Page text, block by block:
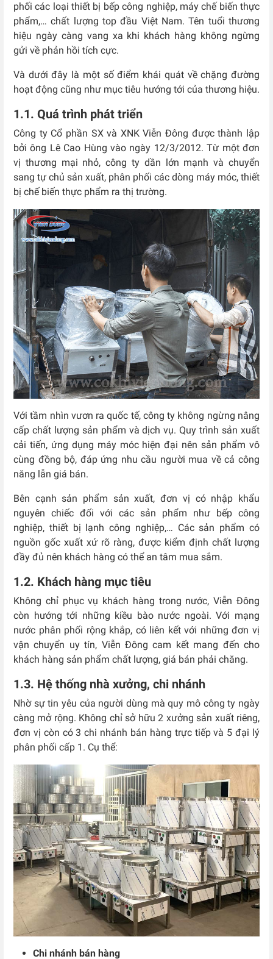
phối các loại thiết bị bếp công nghiệp, máy chế biến thực
phẩm,… chất lượng top đầu Việt Nam. Tên tuổi thương
hiệu ngày càng vang xa khi khách hàng không ngừng
gửi về phản hồi tích cực.
Và dưới đây là một số điểm khái quát về chặng đường
hoạt động cũng như mục tiêu hướng tới của thương hiệu.
1.1. Quá trình phát triển
Công ty Cổ phần SX và XNK Viễn Đông được thành lập
bởi ông Lê Cao Hùng vào ngày 12/3/2012. Từ một đơn
vị thương mại nhỏ, công ty dần lớn mạnh và chuyển
sang tự chủ sản xuất, phân phối các dòng máy móc, thiết
bị chế biến thực phẩm ra thị trường.
Với tầm nhìn vươn ra quốc tế, công ty không ngừng nâng
cấp chất lượng sản phẩm và dịch vụ. Quy trình sản xuất
cải tiến, ứng dụng máy móc hiện đại nên sản phẩm vô
cùng đồng bộ, đáp ứng nhu cầu người mua về cả công
năng lẫn giá bán.
Bên cạnh sản phẩm sản xuất, đơn vị có nhập khẩu
nguyên chiếc đối với các sản phẩm như bếp công
nghiệp, thiết bị lạnh công nghiệp,… Các sản phẩm có
nguồn gốc xuất xứ rõ ràng, được kiểm định chất lượng
đầy đủ nên khách hàng có thể an tâm mua sắm.
1.2. Khách hàng mục tiêu
Không chỉ phục vụ khách hàng trong nước, Viễn Đông
còn hướng tới những kiều bào nước ngoài. Với mạng
nước phân phối rộng khắp, có liên kết với những đơn vị
vận chuyển uy tín, Viễn Đông cam kết mang đến cho
khách hàng sản phẩm chất lượng, giá bán phải chăng.
1.3. Hệ thống nhà xưởng, chi nhánh
Nhờ sự tin yêu của người dùng mà quy mô công ty ngày
càng mở rộng. Không chỉ sở hữu 2 xưởng sản xuất riêng,
đơn vị còn có 3 chi nhánh bán hàng trực tiếp và 5 đại lý
phân phối cấp 1. Cụ thể:
Chi nhánh bán hàng